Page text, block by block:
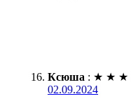
Ксюша : ★ ★ ★
02.09.2024